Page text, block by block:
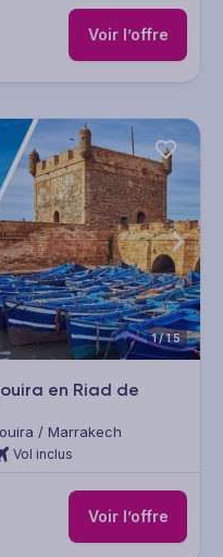
Voir l’offre
1/15
en Riad de
/ Marrakech
Vol inclus
Voir l’offre